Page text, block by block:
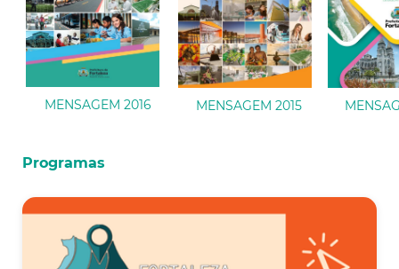
MENSAGEM 2016 MENSAGEM 2015
Programas